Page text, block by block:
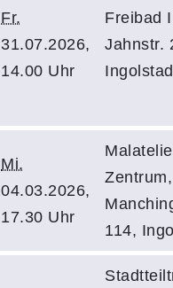
Fr.
31.07.2026,
14.00 Uhr
Freibad
Jahnstr.
Mi.
04.03.2026,
17.30 Uhr
Zentrum,
114,